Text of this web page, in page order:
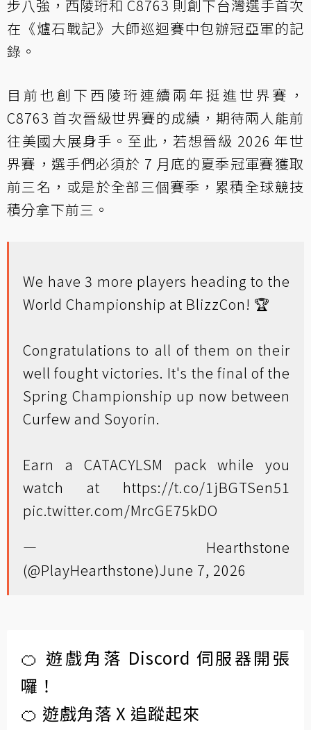
步八強，西陵珩和 C8763 則創下台灣選手首次
在《爐石戰記》大師巡迴賽中包辦冠亞軍的記
錄。
目前也創下西陵珩連續兩年挺進世界賽，
C8763 首次晉級世界賽的成績，期待兩人能前
往美國大展身手。至此，若想晉級 2026 年世
界賽，選手們必須於 7 月底的夏季冠軍賽獲取
前三名，或是於全部三個賽季，累積全球競技
積分拿下前三。
We have 3 more players heading to the
World Championship at BlizzCon! 🏆
Congratulations to all of them on their
well fought victories. It's the final of the
Spring Championship up now between
Curfew and Soyorin.
Earn a CATACYLSM pack while you
watch at https://t.co/1jBGTSen51
pic.twitter.com/MrcGE75kDO
— Hearthstone
(@PlayHearthstone)June 7, 2026
🍊 遊戲角落 Discord 伺服器開張
囉！
🍊 遊戲角落 X 追蹤起來